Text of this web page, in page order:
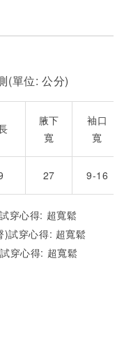
(單位: 公分)
腋下
寬
袖口
寬
27 9-16
穿心得: 超寬鬆
試穿心得: 超寬鬆
穿心得: 超寬鬆